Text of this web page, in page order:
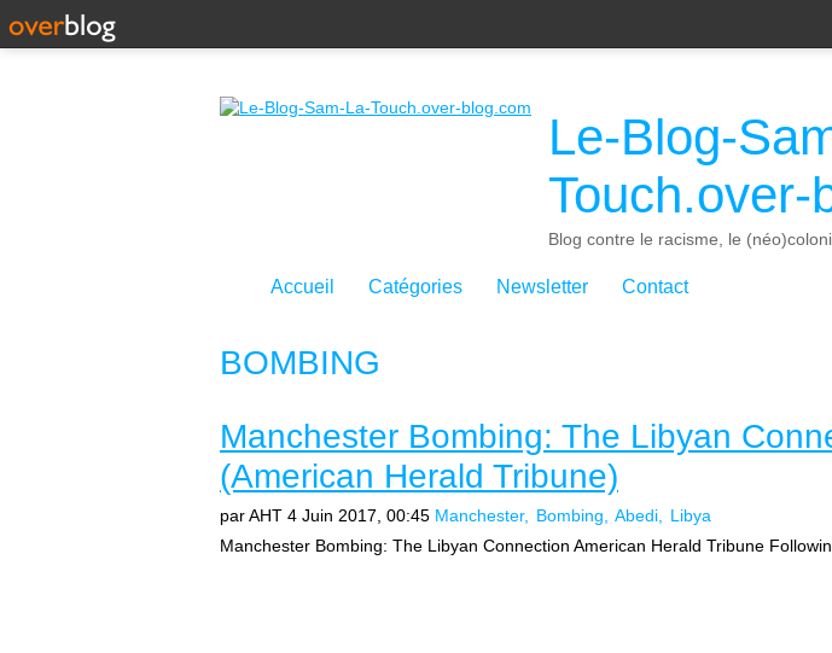
Le-Blog-
Touch.over-
Blog contre le racisme, le
Accueil Catégories Newsletter Contact
BOMBING
Manchester Bombing: The Libyan
(American Herald Tribune)
par AHT 4 Juin 2017, 00:45 Manchester Bombing Abedi
Libya
Manchester Bombing: The Libyan Connection American Herald Tribune